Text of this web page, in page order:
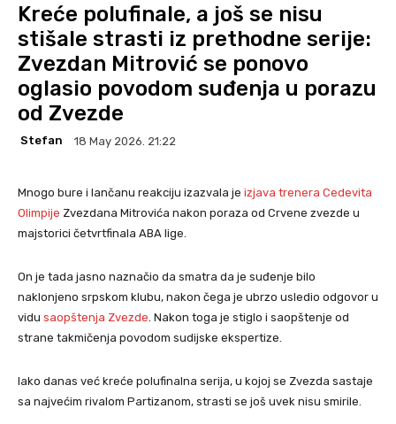
Kreće polufinale, a još se nisu
stišale strasti iz prethodne serije:
Zvezdan Mitrović se ponovo
oglasio povodom suđenja u porazu
od Zvezde
Stefan 18 May 2026. 21:22
Mnogo bure i lančanu reakciju izazvala je izjava trenera Cedevita
Olimpije Zvezdana Mitrovića nakon poraza od Crvene zvezde u
majstorici četvrtfinala ABA lige.
On je tada jasno naznačio da smatra da je suđenje bilo
naklonjeno srpskom klubu, nakon čega je ubrzo usledio odgovor u
vidu saopštenja Zvezde . Nakon toga je stiglo i saopštenje od
strane takmičenja povodom sudijske ekspertize.
Iako danas već kreće polufinalna serija, u kojoj se Zvezda sastaje
sa najvećim rivalom Partizanom, strasti se još uvek nisu smirile.